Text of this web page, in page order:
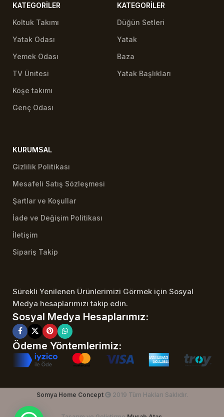
KATEGORILER
Koltuk Takımı
Yatak Odası
Yemek Odası
TV Ünitesi
Köşe takımı
Genç Odası
KATEGORILER
Düğün Setleri
Yatak
Baza
Yatak Başlıkları
KURUMSAL
Gizlilik Politikası
Mesafeli Satış Sözleşmesi
Şartlar ve Koşullar
İade ve Değişim Politikası
İletişim
Sipariş Takip
Sürekli Yenilenen Ürünlerimizi Görmek için Sosyal
Medya hesaplarımızı takip edin.
Sosyal Medya Hesaplarımız:
Ödeme Yöntemlerimiz:
Somya Home Concept 2019 Tüm Hakları Saklıdır.